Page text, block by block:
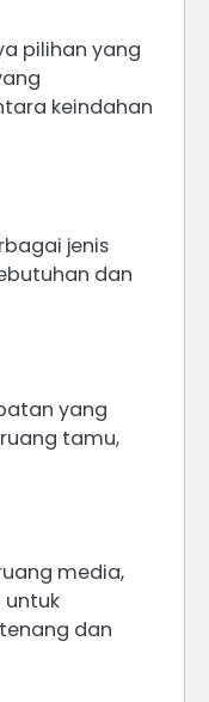
pilihan yang
keindahan
jenis
dan
yang
tamu,
media,
dan